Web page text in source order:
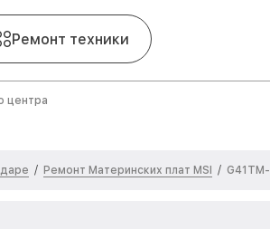
Ремонт техники
центра
/ Ремонт Материнских плат MSI /